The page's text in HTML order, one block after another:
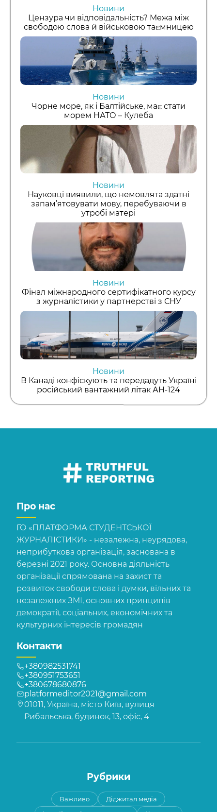
Новини
Цензура чи відповідальність? Межа між
свободою слова й військовою таємницею
Новини
Чорне море, як і Балтійське, має стати
морем НАТО – Кулеба
Новини
Науковці виявили, що немовлята здатні
запам’ятовувати мову, перебуваючи в
утробі матері
Новини
Фінал міжнародного сертифікатного курсу
з журналістики у партнерстві з СНУ
Новини
В Канаді конфіскують та передадуть Україні
російський вантажний літак АН-124
Про нас
ГО «ПЛАТФОРМА СТУДЕНТСЬКОЇ
ЖУРНАЛІСТИКИ» - незалежна, неурядова,
неприбуткова організація, заснована в
березні 2021 року. Основна діяльність
організації спрямована на захист та
розвиток свободи слова і думки, вільних та
незалежних ЗМІ, основних принципів
демократії, соціальних, економічних та
культурних інтересів громадян
Контакти
+380982531741
+380951753651
+380678680876
platformeditor2021@gmail.com
01011, Україна, місто Київ, вулиця
Рибальська, будинок, 13, офіс, 4
Рубрики
Важливо
Діджитал медіа